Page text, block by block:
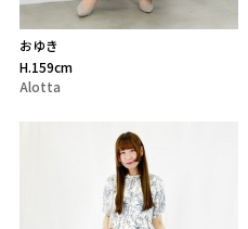
おゆき
H.159cm
Alotta